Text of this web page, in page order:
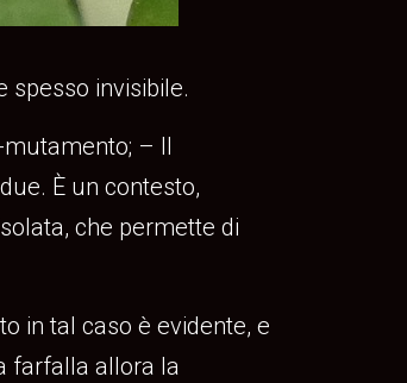
spesso invisibile.
– Il
È un contesto,
che permette di
in tal caso è evidente, e
farfalla allora la